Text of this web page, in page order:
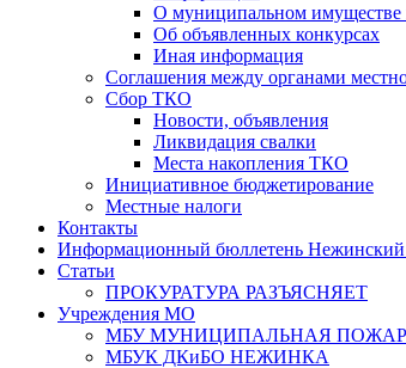
О муниципальном имуществе
Об объявленных конкурсах
Иная информация
Соглашения между органами
Сбор ТКО
Новости, объявления
Ликвидация свалки
Места накопления ТКО
Инициативное бюджетирование
Местные налоги
Контакты
Информационный бюллетень Нежинский
Статьи
ПРОКУРАТУРА РАЗЪЯСНЯЕТ
Учреждения МО
МБУ МУНИЦИПАЛЬНАЯ
МБУК ДКиБО НЕЖИНКА